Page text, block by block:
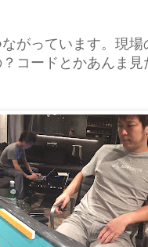
がっています。現
コードとかあんま